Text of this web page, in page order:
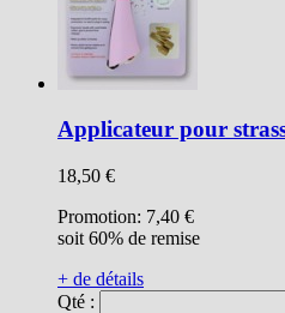
Applicateur pour
18,50 €
Promotion: 7,40 €
soit 60% de remise
+ de détails
Qté :